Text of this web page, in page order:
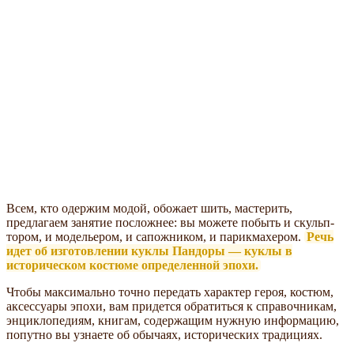
Всем, кто одержим модой, обожает шить, мастерить,
предлагаем занятие посложнее: вы можете побыть и скульп­
тором, и модельером, и сапожником, и парикмахером. Речь
идет об изготовлении куклы Пандоры — куклы в
историческом костюме определенной эпохи.
Чтобы максимально точно передать характер героя, костюм,
аксессуары эпохи, вам придется обратиться к справочникам,
энциклопедиям, книгам, содержащим нужную информацию,
попутно вы узнаете об обычаях, исторических традициях.